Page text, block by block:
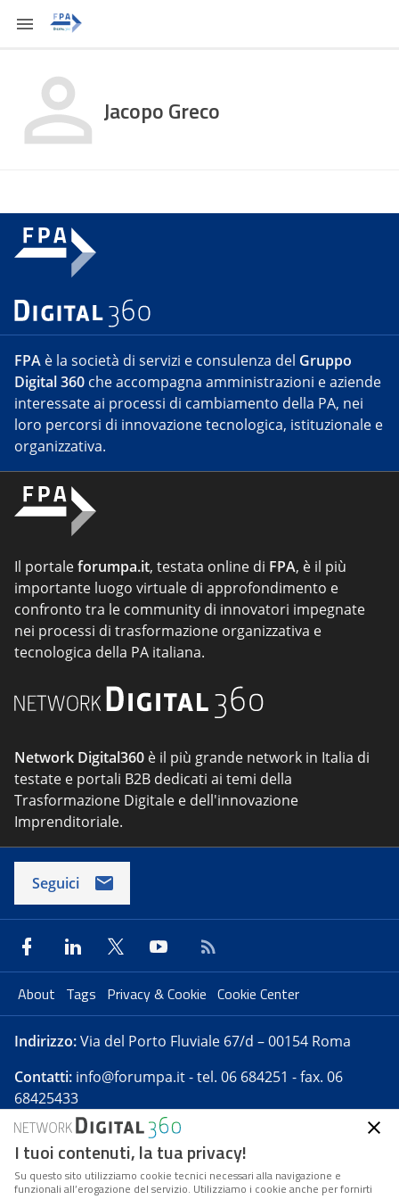
Jacopo Greco
FPA è la società di servizi e consulenza del Gruppo
Digital 360 che accompagna amministrazioni e aziende
interessate ai processi di cambiamento della PA, nei
loro percorsi di innovazione tecnologica, istituzionale e
organizzativa.
Il portaleforumpa.it, testata online di FPA, è il più
importante luogo virtuale di approfondimento e
confronto tra le community di innovatori impegnate
nei processi di trasformazione organizzativa e
tecnologica della PA italiana.
Network Digital360 è il più grande network in Italia di
testate e portali B2B dedicati ai temi della
Trasformazione Digitale e dell'innovazione
Imprenditoriale.
Seguici
About Tags Privacy & Cookie Cookie Center
Indirizzo:Via del Porto Fluviale 67/d – 00154 Roma
Contatti: info@forumpa.it- tel. 06 684251 - fax. 06
68425433
Forumpa.itè una pubblicazione telematica iscritta
presso Registro della stampa del Tribunale di Roma -
Reg. n. 182 del 2 maggio 2008 - Direttore resp. Michela
I tuoi contenuti, la tua privacy!
Su questo sito utilizziamo cookie tecnici necessari alla navigazione e
funzionali all’erogazione del servizio. Utilizziamo i cookie anche per fornirti